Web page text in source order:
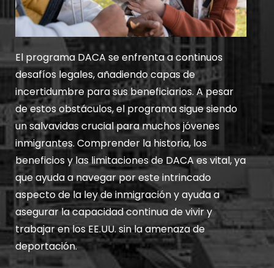
El programa DACA se enfrenta a continuos
desafíos legales, añadiendo capas de
incertidumbre para sus beneficiarios. A pesar
de estos obstáculos, el programa sigue siendo
un salvavidas crucial para muchos jóvenes
inmigrantes. Comprender la historia, los
beneficios y las limitaciones de DACA es vital, ya
que ayuda a navegar por este intrincado
aspecto de la ley de inmigración y ayuda a
asegurar la capacidad continua de vivir y
trabajar en los EE.UU. sin la amenaza de
deportación.